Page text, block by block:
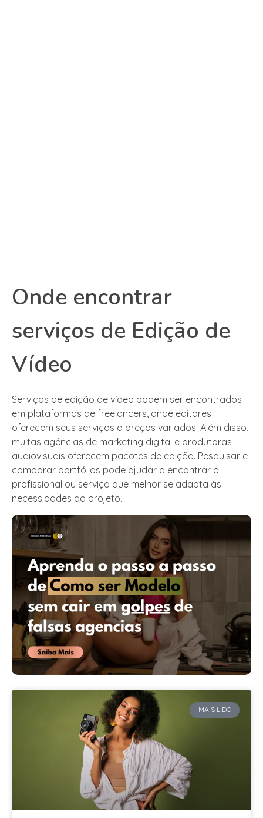
Onde encontrar
serviços de Edição de
Vídeo
Serviços de edição de vídeo podem ser encontrados
em plataformas de freelancers, onde editores
oferecem seus serviços a preços variados. Além disso,
muitas agências de marketing digital e produtoras
audiovisuais oferecem pacotes de edição. Pesquisar e
comparar portfólios pode ajudar a encontrar o
profissional ou serviço que melhor se adapta às
necessidades do projeto.
MAIS LIDO